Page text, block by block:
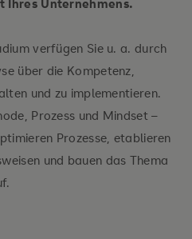
Unternehmens.
verfügen Sie u. a. durch
über die Kompetenz,
und zu implementieren.
Prozess und Mindset –
Prozesse, etablieren
und bauen das Thema